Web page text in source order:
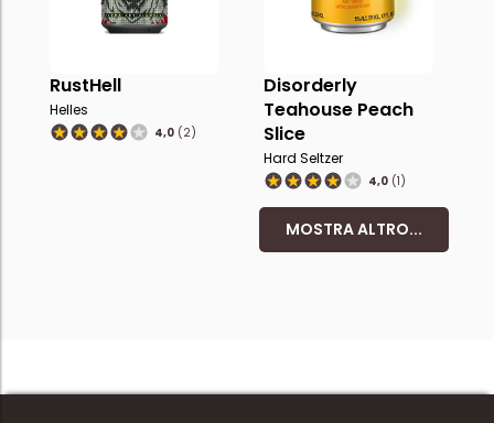
RustHell
Helles
4,0 (2)
Disorderly
Teahouse Peach
Slice
Hard Seltzer
4,0 (1)
MOSTRA ALTRO...